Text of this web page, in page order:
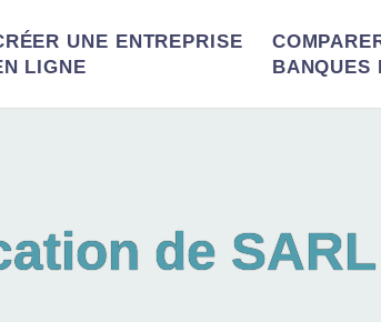
UNE ENTREPRISE
LIGNE
BANQUES
de SARL